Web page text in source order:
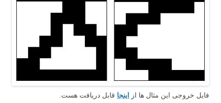
فایل خروجی این مثال ها از اینجا قابل دریافت هست.